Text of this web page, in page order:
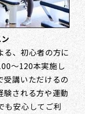
る、初心者の方に
～120本実施し
受講いただけるの
験される方や運動
も安心してご利